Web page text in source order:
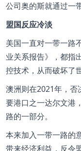
公司奥的斯就通过一
盟国反应冷淡
美国一直对一带一路
业关系报告》，都指
控技术，从而破坏了
澳洲则在2021年，否
要港口之一达尔文港
路的一部分。
本来加入一带一路的
带来经济利益，反令